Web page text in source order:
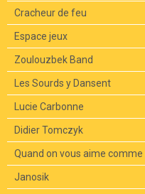
Cracheur de feu
Espace jeux
Zoulouzbek Band
Les Sourds y Dansent
Lucie Carbonne
Didier Tomczyk
Quand on vous aime comme
Janosik